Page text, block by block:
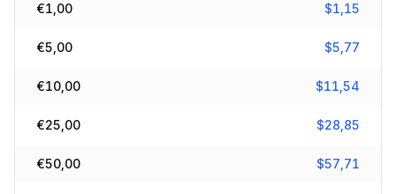
€1,00 $1,15
€5,00 $5,77
€10,00 $11,54
€25,00 $28,85
€50,00 $57,71